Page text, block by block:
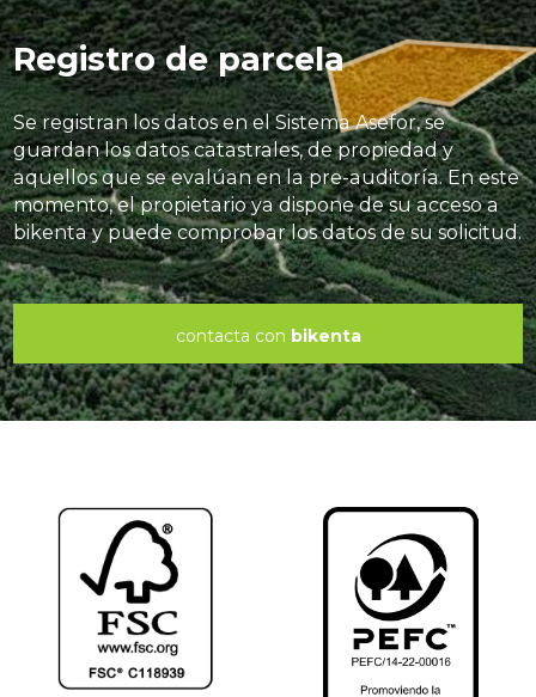
Registro de parcela
Se registran los datos en el Sistema Asefor, se
guardan los datos catastrales, de propiedad y
aquellos que se evalúan en la pre-auditoría. En este
momento, el propietario ya dispone de su acceso a
bikenta y puede comprobar los datos de su solicitud.
contacta con bikenta